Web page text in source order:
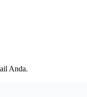
Anda.